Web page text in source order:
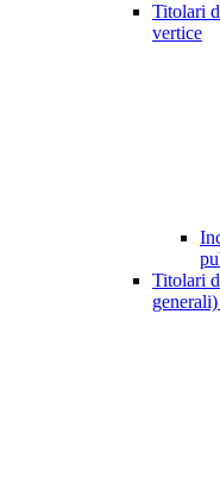
Titolari
vertice
Titolari
generali)